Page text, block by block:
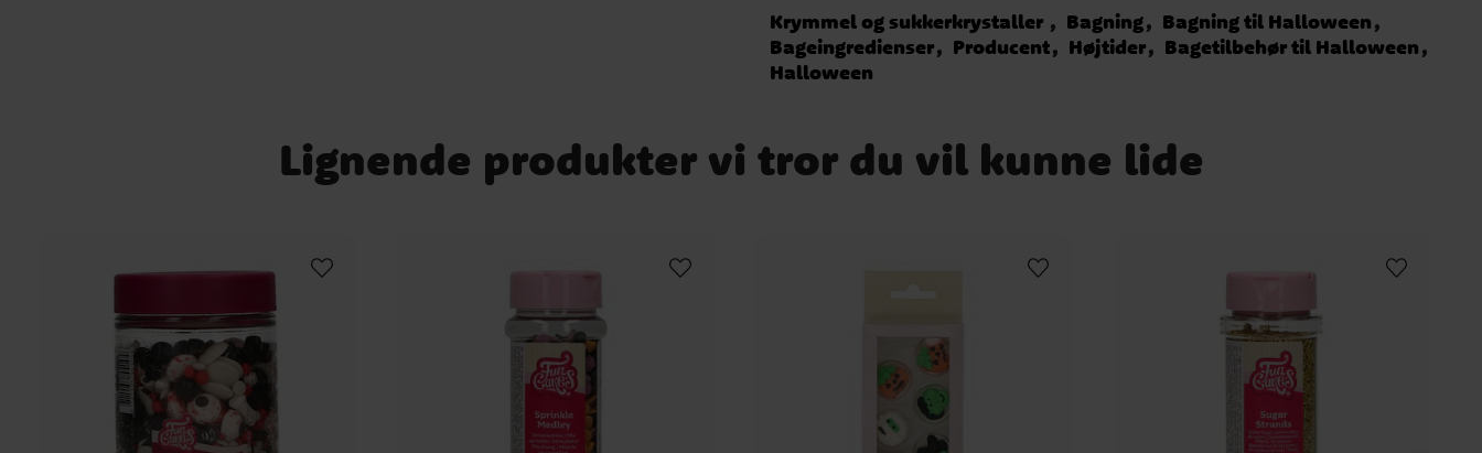
Krymmel og sukkerkrystaller Bagning
Bagning til Halloween
Bageingredienser
Producent Højtider
Bagetilbehør til Halloween
Halloween
Lignende produkter vi tror du vil kunne lide